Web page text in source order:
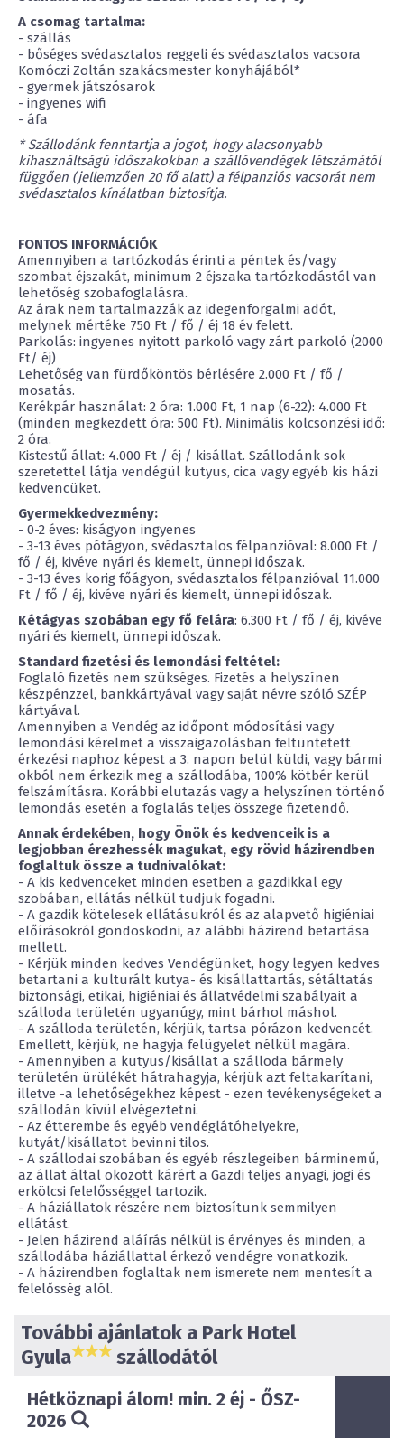
A csomag tartalma:
- szállás
- bőséges svédasztalos reggeli és svédasztalos vacsora
Komóczi Zoltán szakácsmester konyhájából*
- gyermek játszósarok
- ingyenes wifi
- áfa
* Szállodánk fenntartja a jogot, hogy alacsonyabb
kihasználtságú időszakokban a szállóvendégek létszámától
függően (jellemzően 20 fő alatt) a félpanziós vacsorát nem
svédasztalos kínálatban biztosítja.
FONTOS INFORMÁCIÓK
Amennyiben a tartózkodás érinti a péntek és/vagy
szombat éjszakát, minimum 2 éjszaka tartózkodástól van
lehetőség szobafoglalásra.
Az árak nem tartalmazzák az idegenforgalmi adót,
melynek mértéke 750 Ft / fő / éj 18 év felett.
Parkolás: ingyenes nyitott parkoló vagy zárt parkoló (2000
Ft/ éj)
Lehetőség van fürdőköntös bérlésére 2.000 Ft / fő /
mosatás.
Kerékpár használat: 2 óra: 1.000 Ft, 1 nap (6-22): 4.000 Ft
(minden megkezdett óra: 500 Ft). Minimális kölcsönzési idő:
2 óra.
Kistestű állat: 4.000 Ft / éj / kisállat. Szállodánk sok
szeretettel látja vendégül kutyus, cica vagy egyéb kis házi
kedvencüket.
Gyermekkedvezmény:
- 0-2 éves: kiságyon ingyenes
- 3-13 éves pótágyon, svédasztalos félpanzióval: 8.000 Ft /
fő / éj, kivéve nyári és kiemelt, ünnepi időszak.
- 3-13 éves korig főágyon, svédasztalos félpanzióval 11.000
Ft / fő / éj, kivéve nyári és kiemelt, ünnepi időszak.
Kétágyas szobában egy fő felára: 6.300 Ft / fő / éj, kivéve
nyári és kiemelt, ünnepi időszak.
Standard fizetési és lemondási feltétel:
Foglaló fizetés nem szükséges. Fizetés a helyszínen
készpénzzel, bankkártyával vagy saját névre szóló SZÉP
kártyával.
Amennyiben a Vendég az időpont módosítási vagy
lemondási kérelmet a visszaigazolásban feltüntetett
érkezési naphoz képest a 3. napon belül küldi, vagy bármi
okból nem érkezik meg a szállodába, 100% kötbér kerül
felszámításra. Korábbi elutazás vagy a helyszínen történő
lemondás esetén a foglalás teljes összege fizetendő.
Annak érdekében, hogy Önök és kedvenceik is a
legjobban érezhessék magukat, egy rövid házirendben
foglaltuk össze a tudnivalókat:
- A kis kedvenceket minden esetben a gazdikkal egy
szobában, ellátás nélkül tudjuk fogadni.
- A gazdik kötelesek ellátásukról és az alapvető higiéniai
előírásokról gondoskodni, az alábbi házirend betartása
mellett.
- Kérjük minden kedves Vendégünket, hogy legyen kedves
betartani a kulturált kutya- és kisállattartás, sétáltatás
biztonsági, etikai, higiéniai és állatvédelmi szabályait a
szálloda területén ugyanúgy, mint bárhol máshol.
- A szálloda területén, kérjük, tartsa pórázon kedvencét.
Emellett, kérjük, ne hagyja felügyelet nélkül magára.
- Amennyiben a kutyus/kisállat a szálloda bármely
területén ürülékét hátrahagyja, kérjük azt feltakarítani,
illetve -a lehetőségekhez képest - ezen tevékenységeket a
szállodán kívül elvégeztetni.
- Az étterembe és egyéb vendéglátóhelyekre,
kutyát/kisállatot bevinni tilos.
- A szállodai szobában és egyéb részlegeiben bárminemű,
az állat által okozott kárért a Gazdi teljes anyagi, jogi és
erkölcsi felelősséggel tartozik.
- A háziállatok részére nem biztosítunk semmilyen
ellátást.
- Jelen házirend aláírás nélkül is érvényes és minden, a
szállodába háziállattal érkező vendégre vonatkozik.
- A házirendben foglaltak nem ismerete nem mentesít a
felelősség alól.
További ajánlatok a Park Hotel
Gyula
szállodától
Hétköznapi álom! min. 2 éj - ŐSZ-
2026